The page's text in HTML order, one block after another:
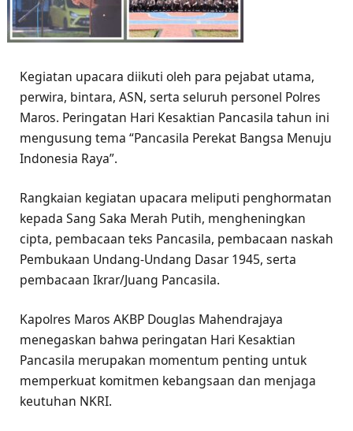
Kegiatan upacara diikuti oleh para pejabat utama,
perwira, bintara, ASN, serta seluruh personel Polres
Maros. Peringatan Hari Kesaktian Pancasila tahun ini
mengusung tema “Pancasila Perekat Bangsa Menuju
Indonesia Raya”.
Rangkaian kegiatan upacara meliputi penghormatan
kepada Sang Saka Merah Putih, mengheningkan
cipta, pembacaan teks Pancasila, pembacaan naskah
Pembukaan Undang-Undang Dasar 1945, serta
pembacaan Ikrar/Juang Pancasila.
Kapolres Maros AKBP Douglas Mahendrajaya
menegaskan bahwa peringatan Hari Kesaktian
Pancasila merupakan momentum penting untuk
memperkuat komitmen kebangsaan dan menjaga
keutuhan NKRI.